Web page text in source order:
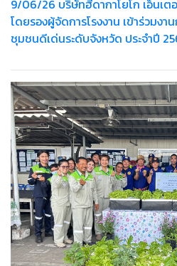
9/06/26 บริษัทฮีดากาโยโก เอ็นเต
โดยรองผู้จัดการโรงงาน เข้าร่วมงานการคัดสรรกิจกรรมพัฒนา
ชุมชนดีเด่นระดับจังหวัด ประจำปี